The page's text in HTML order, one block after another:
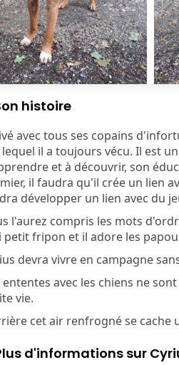
histoire
avec tous ses copains
il a toujours vécu. Il est
et à découvrir, son
il faudra qu'il crée un lien
développer un lien avec du
l'aurez compris les mots
petit fripon et il adore les
devra vivre en campagne
ententes avec les chiens ne
vie.
cet air renfrogné se
d'informations sur